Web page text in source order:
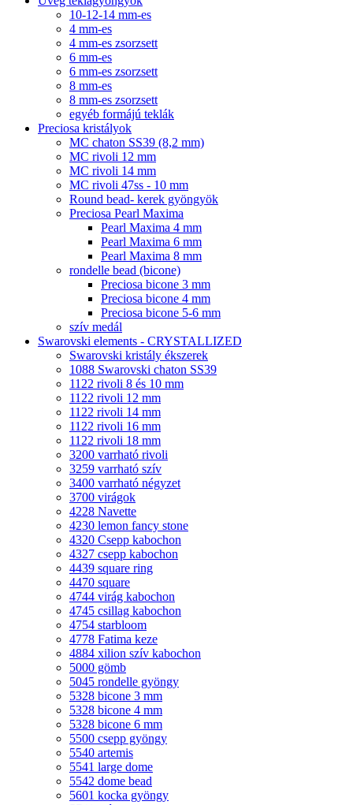
10-12-14 mm-es
4 mm-es
4 mm-es zsorzsett
6 mm-es
6 mm-es zsorzsett
8 mm-es
8 mm-es zsorzsett
egyéb formájú teklák
Preciosa kristályok
MC chaton SS39 (8,2 mm)
MC rivoli 12 mm
MC rivoli 14 mm
MC rivoli 47ss - 10 mm
Round bead- kerek gyöngyök
Preciosa Pearl Maxima
Pearl Maxima 4 mm
Pearl Maxima 6 mm
Pearl Maxima 8 mm
rondelle bead (bicone)
Preciosa bicone 3 mm
Preciosa bicone 4 mm
Preciosa bicone 5-6 mm
szív medál
Swarovski elements - CRYSTALLIZED
Swarovski kristály ékszerek
1088 Swarovski chaton SS39
1122 rivoli 8 és 10 mm
1122 rivoli 12 mm
1122 rivoli 14 mm
1122 rivoli 16 mm
1122 rivoli 18 mm
3200 varrható rivoli
3259 varrható szív
3400 varrható négyzet
3700 virágok
4228 Navette
4230 lemon fancy stone
4320 Csepp kabochon
4327 csepp kabochon
4439 square ring
4470 square
4744 virág kabochon
4745 csillag kabochon
4754 starbloom
4778 Fatima keze
4884 xilion szív kabochon
5000 gömb
5045 rondelle gyöngy
5328 bicone 3 mm
5328 bicone 4 mm
5328 bicone 6 mm
5500 csepp gyöngy
5540 artemis
5541 large dome
5542 dome bead
5601 kocka gyöngy